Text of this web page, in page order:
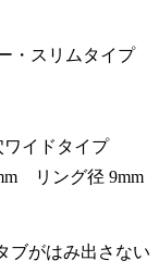
・スリムタイプ
イドタイプ
リング径 9mm
ブがはみ出さない